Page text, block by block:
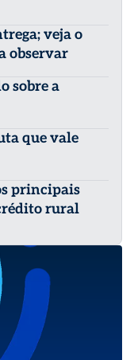
veja o
observar
sobre a
que vale
principais
rural